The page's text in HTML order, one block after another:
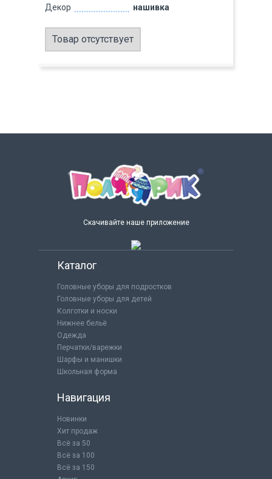
Декор
нашивка
Товар отсутствует
Скачивайте наше приложение
Каталог
Головные уборы для подростков
Головные уборы для детей
Колготки и носки
Нижнее бельё
Одежда
Перчатки/варежки
Шарфы и манишки
Школьная форма
Навигация
Новинки
Хит продаж
Всё за 50
Всё за 100
Всё за 150